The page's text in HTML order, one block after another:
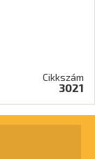
Cikkszám
3021